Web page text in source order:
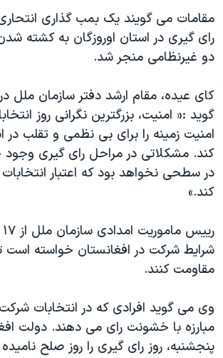
مقامات می گویند یک بمب گذاری
رای گیری در استان اوروزگان به کشته
دو غیرنظامی منجر شد.
کای عیده، مقام ارشد دفتر سازمان ملل
گوید :« امنیت، بزرگترین نگرانی روز
امنیت زمینه را برای بی نظمی و تقلب در
کند. مشکلاتی در مراحل رای گیری
در سطحی نخواهد بود که اعتبار
کند.»
شرایط شرکت در افغانستان خواسته است تا
مقاومت کنند.
وی می گوید افرادی که در انتخابات
مبارزه با خشونت رای می دهند. دولت
پنجشنبه، روز رای گیری را روز صلح